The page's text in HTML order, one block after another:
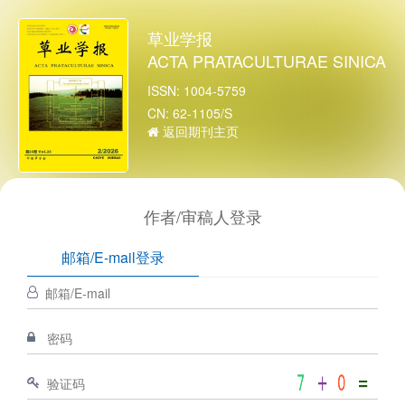
草业学报
ACTA PRATACULTURAE SINICA
ISSN: 1004-5759
CN: 62-1105/S
返回期刊主页
作者/审稿人登录
邮箱/E-mail登录